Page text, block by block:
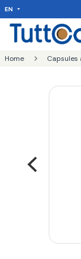
EN
Home Capsules